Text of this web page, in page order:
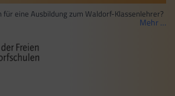
für eine Ausbildung zum Waldorf-Klassenlehrer?
Mehr …